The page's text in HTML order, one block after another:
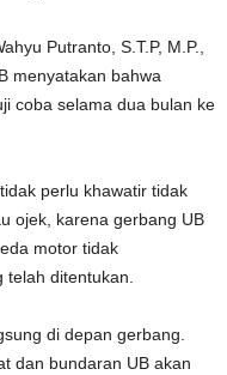
Putranto, S.T.P, M.P.,
menyatakan bahwa
coba selama dua bulan ke
perlu khawatir tidak
ojek, karena gerbang UB
motor tidak
ditentukan.
di depan gerbang.
dan bundaran UB akan